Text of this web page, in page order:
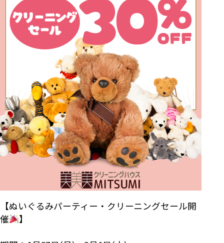
【ぬいぐるみパーティー・クリーニングセール開
催
】